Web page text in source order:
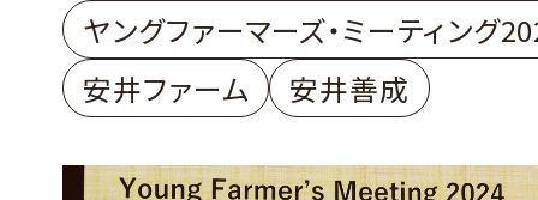
ヤングファーマーズ・ミーティング
安井ファーム
安井善成